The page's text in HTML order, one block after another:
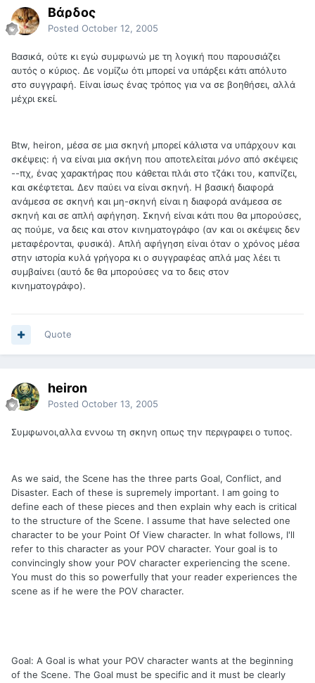
Βάρδος
Posted October 12, 2005
Βασικά, ούτε κι εγώ συμφωνώ με τη λογική που παρουσιάζει
αυτός ο κύριος. Δε νομίζω ότι μπορεί να υπάρξει κάτι απόλυτο
στο συγγραφή. Είναι ίσως ένας τρόπος για να σε βοηθήσει, αλλά
μέχρι εκεί.
Btw, heiron, μέσα σε μια σκηνή μπορεί κάλιστα να υπάρχουν και
σκέψεις: ή να είναι μια σκήνη που αποτελείταιμόνο από σκέψεις
--πχ, ένας χαρακτήρας που κάθεται πλάι στο τζάκι του, καπνίζει,
και σκέφτεται. Δεν παύει να είναι σκηνή. Η βασική διαφορά
ανάμεσα σε σκηνή και μη-σκηνή είναι η διαφορά ανάμεσα σε
σκηνή και σε απλή αφήγηση. Σκηνή είναι κάτι που θα μπορούσες,
ας πούμε, να δεις και στον κινηματογράφο (αν και οι σκέψεις δεν
μεταφέρονται, φυσικά). Απλή αφήγηση είναι όταν ο χρόνος μέσα
στην ιστορία κυλά γρήγορα κι ο συγγραφέας απλά μας λέει τι
συμβαίνει (αυτό δε θα μπορούσες να το δεις στον
κινηματογράφο).
Quote
heiron
Posted October 13, 2005
Συμφωνοι,αλλα εννοω τη σκηνη οπως την περιγραφει ο τυπος.
As we said, the Scene has the three parts Goal, Conflict, and
Disaster. Each of these is supremely important. I am going to
define each of these pieces and then explain why each is critical
to the structure of the Scene. I assume that have selected one
character to be your Point Of View character. In what follows, I'll
refer to this character as your POV character. Your goal is to
convincingly show your POV character experiencing the scene.
You must do this so powerfully that your reader experiences the
scene as if he were the POV character.
Goal: A Goal is what your POV character wants at the beginning
of the Scene. The Goal must be specific and it must be clearly